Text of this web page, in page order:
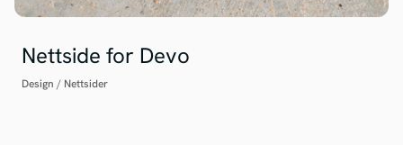
Nettside for Devo
Design / Nettsider